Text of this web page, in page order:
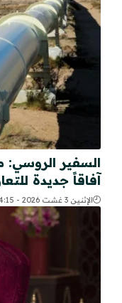
السفير الروسي:
آفاقاً جديدة
الإثنين 3 غشت 2026 - 14:15